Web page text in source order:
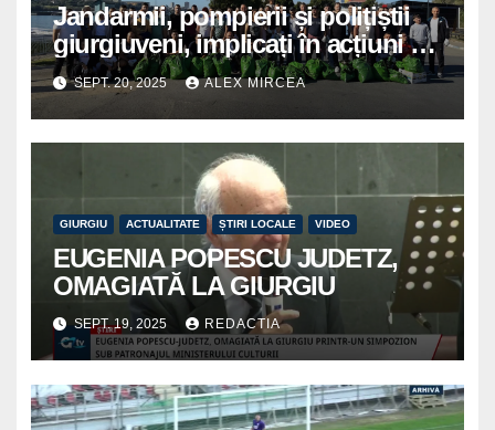
Jandarmii, pompierii și polițiștii
giurgiuveni, implicați în acțiuni de
voluntariat pentru un oraș mai
curat
SEPT. 20, 2025 ALEX MIRCEA
GIURGIU ACTUALITATE ȘTIRI LOCALE VIDEO
EUGENIA POPESCU JUDETZ,
OMAGIATĂ LA GIURGIU
SEPT. 19, 2025 REDACTIA